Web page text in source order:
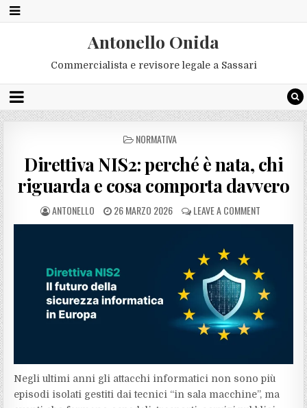
Antonello Onida
Commercialista e revisore legale a Sassari
POSTED
NORMATIVA
Direttiva NIS2: perché è nata, chi
riguarda e cosa comporta davvero
ANTONELLO 26 MARZO 2026 LEAVE A COMMENT
Negli ultimi anni gli attacchi informatici non sono più
episodi isolati gestiti dai tecnici “in sala macchine”, ma